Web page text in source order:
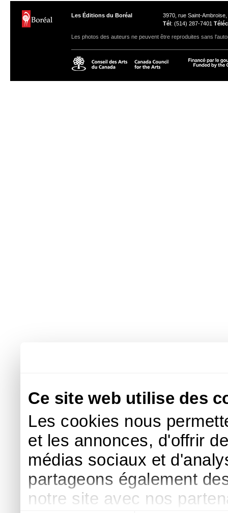
Ce site web utilise des
Les cookies nous
et les annonces, d'offrir
médias sociaux et
partageons également
notre site avec nos
Les Éditions du Boréal
3970, rue Saint-
Tél: (514) 287-7401 Téléc
Les photos des auteurs ne peuvent être reproduites sans